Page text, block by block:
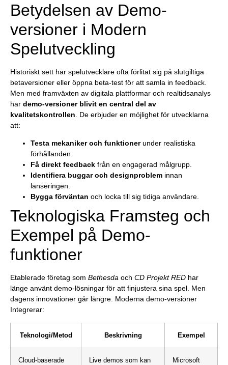
Betydelsen av Demo-
versioner i Modern
Spelutveckling
Historiskt sett har spelutvecklare ofta förlitat sig på slutgiltiga
betaversioner eller öppna beta-test för att samla in feedback.
Men med framväxten av digitala plattformar och realtidsanalys
har demo-versioner blivit en central del av
kvalitetskontrollen . De erbjuder en möjlighet för utvecklarna
att:
Testa mekaniker och funktionerunder realistiska
förhållanden.
Få direkt feedback från en engagerad målgrupp.
Identifiera buggar och designproblem innan
lanseringen.
Bygga förväntan och locka till sig tidiga användare.
Teknologiska Framsteg och
Exempel på Demo-
funktioner
Etablerade företag som Bethesda och CD Projekt RED har
länge använt demo-lösningar för att finjustera sina spel. Men
dagens innovationer går längre. Moderna demo-versioner
Integrerar:
Teknologi/Metod Beskrivning Exempel
Cloud-baserade
Live demos som kan
Microsoft